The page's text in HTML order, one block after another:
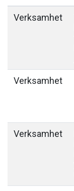
Verksamhet
Verksamhet
Verksamhet